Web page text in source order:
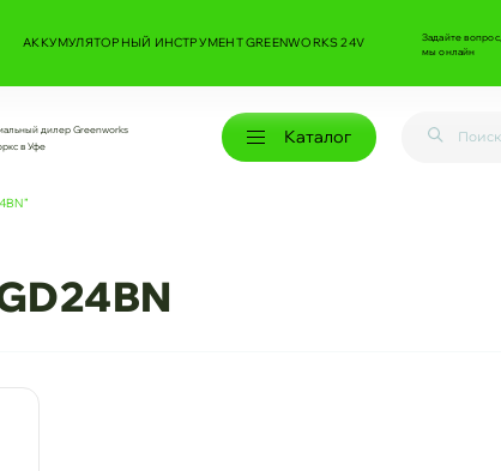
АККУМУЛЯТОРНЫЙ ИНСТРУМЕНТ GREENWORKS 24V
Задайте вопрос,
мы онлайн
дилер Greenworks
в Уфе
Каталог